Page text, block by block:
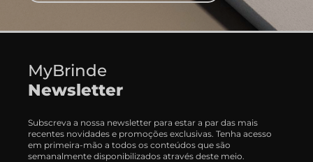
MyBrinde
Newsletter
Subscreva a nossa newsletter para estar a par das mais
recentes novidades e promoções exclusivas. Tenha acesso
em primeira-mão a todos os conteúdos que são
semanalmente disponibilizados através deste meio.